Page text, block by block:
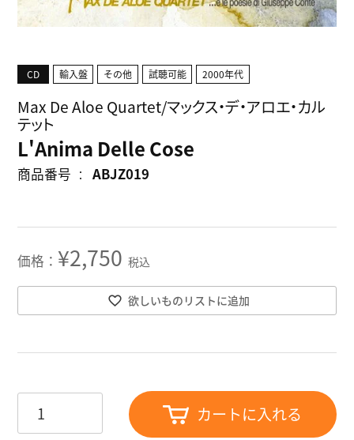
CD 輸入盤 その他 試聴可能 2000年代
Max De Aloe Quartet/マックス・デ・アロエ・カル
テット
L'Anima Delle Cose
商品番号 ABJZ019
¥2,750 税込
欲しいものリストに追加
カートに入れる